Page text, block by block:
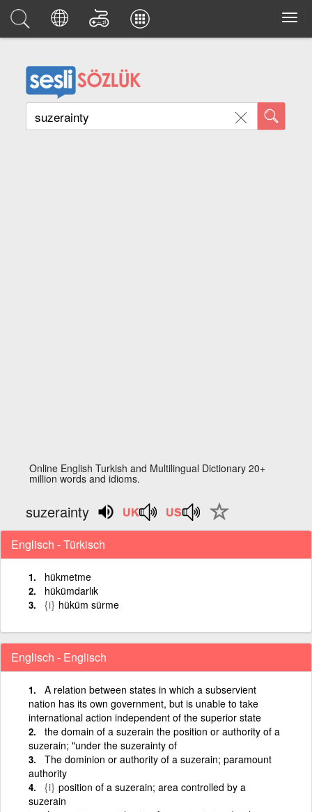
Online English Turkish and Multilingual Dictionary 20+
million words and idioms.
suzerainty
Englisch - Türkisch
hükmetme
hükümdarlık
{i} hüküm sürme
Englisch - Englisch
A relation between states in which a subservient
nation has its own government, but is unable to take
international action independent of the superior state
the domain of a suzerain the position or authority of a
suzerain; "under the suzerainty of
The dominion or authority of a suzerain; paramount
authority
{i} position of a suzerain; area controlled by a
suzerain